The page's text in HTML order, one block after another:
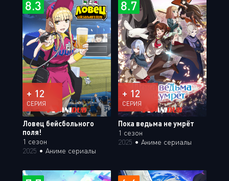
8.3
+ 12
СЕРИЯ
Ловец бейсбольного
поля!
1 сезон
2025 • Аниме сериалы
8.7
+ 12
СЕРИЯ
Пока ведьма не умрёт
1 сезон
2025 • Аниме сериалы